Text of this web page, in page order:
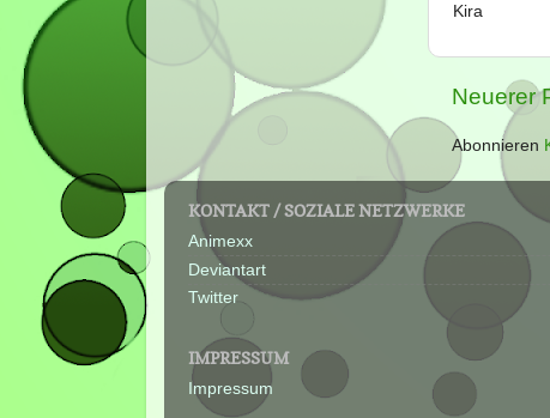
Kira
Neuerer
Abonnieren
KONTAKT / SOZIALE NETZWERKE
Animexx
Deviantart
Twitter
IMPRESSUM
Impressum